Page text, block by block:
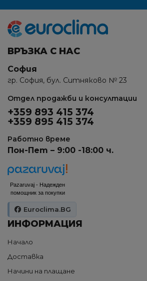
ВРЪЗКА С НАС
София
гр. София, бул. Ситняково № 23
Отдел продажби и консултации
+359 893 415 374
+359 895 415 374
Работно време
Пон-Пет – 9:00 -18:00 ч.
Pazaruvaj - Надежден
помощник за покупки
Euroclima.BG
ИНФОРМАЦИЯ
Начало
Доставка
Начини на плащане